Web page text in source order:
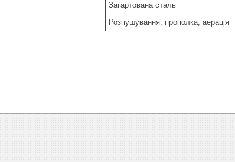
Загартована сталь
Розпушування, прополка, аерація